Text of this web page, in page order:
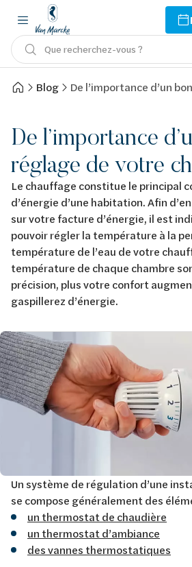
Que recherchez-vous ?
Blog De l’importance d’un
De l’importance
réglage de votre
Le chauffage constitue le principal
d’énergie d’une habitation. Afin
sur votre facture d’énergie, il est
pouvoir régler la température à la
température de l’eau de votre
température de chaque chambre
précision, plus votre confort
gaspillerez d’énergie.
Image
Un système de régulation d’une
se compose généralement des
un thermostat de chaudière
un thermostat d’ambiance
des vannes thermostatiques